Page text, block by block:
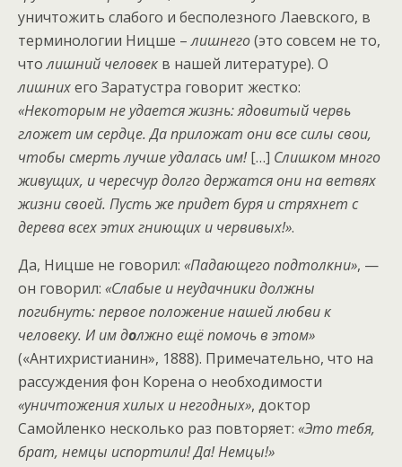
уничтожить слабого и бесполезного Лаевского, в
терминологии Ницше –лишнего(это совсем не то,
чтолишний человек в нашей литературе). О
лишнихего Заратустра говорит жестко:
«Некоторым не удается жизнь: ядовитый червь
гложет им сердце. Да приложат они все силы свои,
чтобы смерть лучше удалась им![…] Слишком много
живущих, и чересчур долго держатся они на ветвях
жизни своей. Пусть же придет буря и стряхнет с
дерева всех этих гниющих и червивых!».
Да, Ницше не говорил: «Падающего подтолкни», —
он говорил: «Слабые и неудачники должны
погибнуть: первое положение нашей любви к
человеку. И им должно ещё помочь в этом»
(«Антихристианин», 1888). Примечательно, что на
рассуждения фон Корена о необходимости
«уничтожения хилых и негодных», доктор
Самойленко несколько раз повторяет: «Это тебя,
брат, немцы испортили! Да! Немцы!»